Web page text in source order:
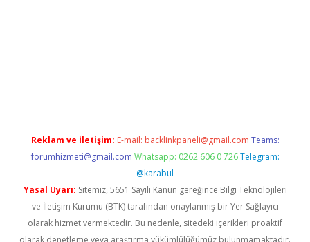
Reklam ve İletişim: E-mail: backlinkpaneli@gmail.com Teams:
forumhizmeti@gmail.com Whatsapp: 0262 606 0 726 Telegram:
@karabul
Yasal Uyarı: Sitemiz, 5651 Sayılı Kanun gereğince Bilgi Teknolojileri
ve İletişim Kurumu (BTK) tarafından onaylanmış bir Yer Sağlayıcı
olarak hizmet vermektedir. Bu nedenle, sitedeki içerikleri proaktif
olarak denetleme veya araştırma yükümlülüğümüz bulunmamaktadır.